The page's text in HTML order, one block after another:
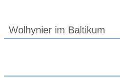
Wolhynier im Baltikum